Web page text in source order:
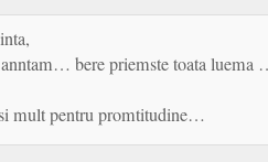
bere priemste toata luema
mult pentru promtitudine…